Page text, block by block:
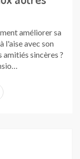
améliorer sa
l'aise avec son
sincères ?